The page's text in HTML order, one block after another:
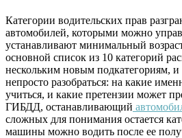
Категории водительских прав
автомобилей, которыми можно
устанавливают минимальный
основной список из 10 категорий
нескольким новым подкатегориям,
непросто разобраться: на какие
учиться, и какие претензии может
ГИБДД, останавливающий
сложных для понимания остается
машины можно водить после ее